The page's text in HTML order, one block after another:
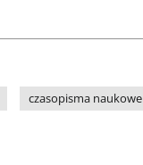
czasopisma naukowe